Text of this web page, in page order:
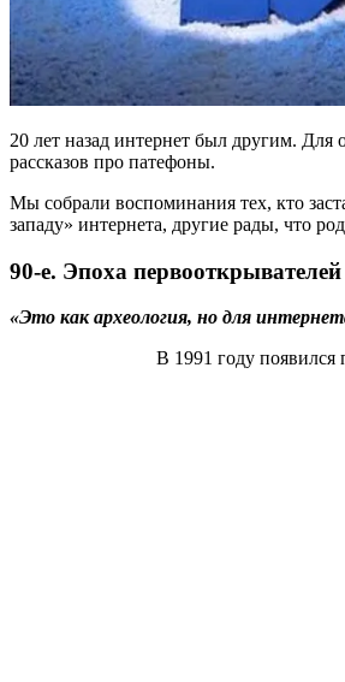
20 лет назад интернет был другим.
рассказов про патефоны.
Мы собрали воспоминания тех, кто
западу» интернета, другие рады, что
90-е. Эпоха первооткрывателей
«Это как археология, но для
В 1991 году появился